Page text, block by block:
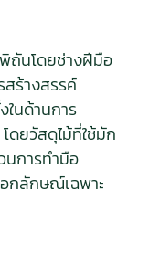
ถันโดยช่างฝีมือ
ร้างสรรค์
ในด้านการ
ยวัสดุไม้ที่ใช้มัก
นการทำมือ
กลักษณ์เฉพาะ